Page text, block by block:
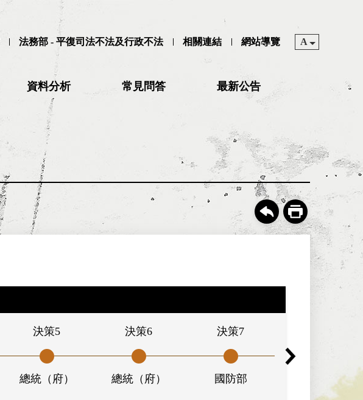
法務部 - 平復司法不法及行政不法 相關連結 網站導覽 A
資料分析 常見問答 最新公告
決策5
總統（府）
決策6
總統（府）
決策7
國防部
臺灣省保安司令
部